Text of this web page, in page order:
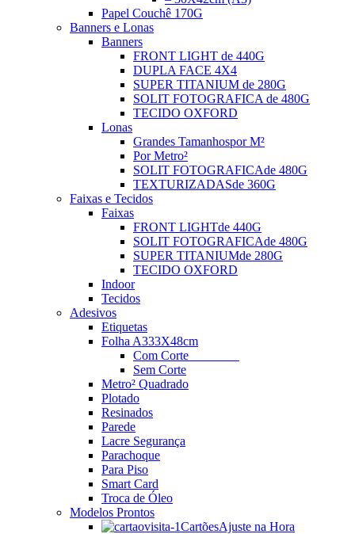
Papel Couchê 170G
Banners e Lonas
Banners
FRONT LIGHT de 440G
DUPLA FACE 4X4
SUPER TITANIUM de 280G
SOLIT FOTOGRAFICA de 480G
TECIDO OXFORD
Lonas
Grandes Tamanhospor M²
Por Metro²
SOLIT FOTOGRAFICAde 480G
TEXTURIZADASde 360G
Faixas e Tecidos
Faixas
FRONT LIGHTde 440G
SOLIT FOTOGRAFICAde 480G
SUPER TITANIUMde 280G
TECIDO OXFORD
Indoor
Tecidos
Adesivos
Etiquetas
Folha A333X48cm
Com Corte
Sem Corte
Metro² Quadrado
Plotado
Resinados
Parede
Lacre Segurança
Parachoque
Para Piso
Smart Card
Troca de Óleo
Modelos Prontos
CartõesAjuste na Hora